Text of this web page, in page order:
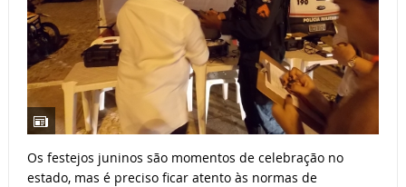
Os festejos juninos são momentos de celebração no
estado, mas é preciso ficar atento às normas de